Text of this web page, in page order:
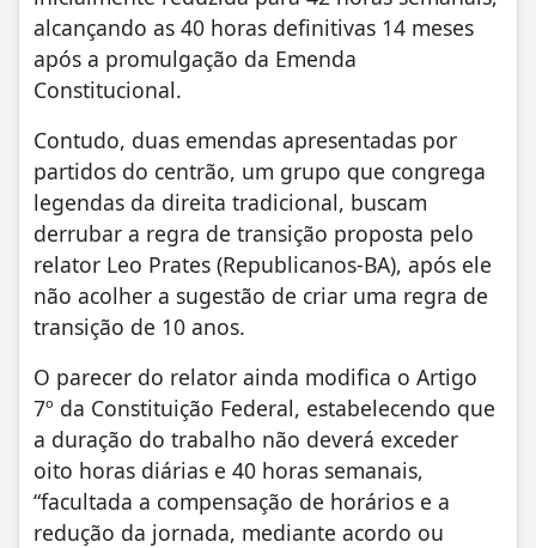
alcançando as 40 horas definitivas 14 meses
após a promulgação da Emenda
Constitucional.
Contudo, duas emendas apresentadas por
partidos do centrão, um grupo que congrega
legendas da direita tradicional, buscam
derrubar a regra de transição proposta pelo
relator Leo Prates (Republicanos-BA), após ele
não acolher a sugestão de criar uma regra de
transição de 10 anos.
O parecer do relator ainda modifica o Artigo
7º da Constituição Federal, estabelecendo que
a duração do trabalho não deverá exceder
oito horas diárias e 40 horas semanais,
“facultada a compensação de horários e a
redução da jornada, mediante acordo ou